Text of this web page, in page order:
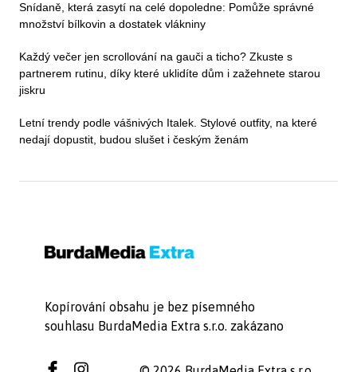
Snídaně, která zasytí na celé dopoledne: Pomůže správné
množství bílkovin a dostatek vlákniny
Každý večer jen scrollování na gauči a ticho? Zkuste s
partnerem rutinu, díky které uklidíte dům i zažehnete starou
jiskru
Letní trendy podle vášnivých Italek. Stylové outfity, na které
nedají dopustit, budou slušet i českým ženám
Kopírování obsahu je bez písemného
souhlasu BurdaMedia Extra s.r.o. zakázano